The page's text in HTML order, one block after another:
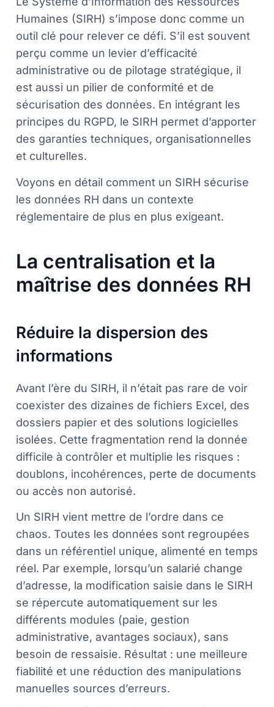
Humaines (SIRH) s’impose donc comme un
outil clé pour relever ce défi. S’il est souvent
perçu comme un levier d’efficacité
administrative ou de pilotage stratégique, il
est aussi un pilier de conformité et de
sécurisation des données. En intégrant les
principes du RGPD, le SIRH permet d’apporter
des garanties techniques, organisationnelles
et culturelles.
Voyons en détail comment un SIRH sécurise
les données RH dans un contexte
réglementaire de plus en plus exigeant.
La centralisation et la
maîtrise des données RH
Réduire la dispersion des
informations
Avant l’ère du SIRH, il n’était pas rare de voir
coexister des dizaines de fichiers Excel, des
dossiers papier et des solutions logicielles
isolées. Cette fragmentation rend la donnée
difficile à contrôler et multiplie les risques :
doublons, incohérences, perte de documents
ou accès non autorisé.
Un SIRH vient mettre de l’ordre dans ce
chaos. Toutes les données sont regroupées
dans un référentiel unique, alimenté en temps
réel. Par exemple, lorsqu’un salarié change
d’adresse, la modification saisie dans le SIRH
se répercute automatiquement sur les
différents modules (paie, gestion
administrative, avantages sociaux), sans
besoin de ressaisie. Résultat : une meilleure
fiabilité et une réduction des manipulations
manuelles sources d’erreurs.